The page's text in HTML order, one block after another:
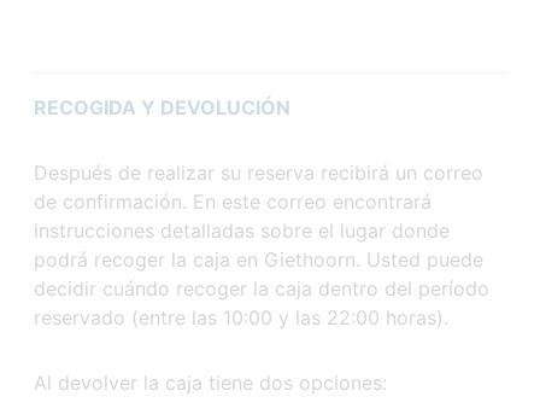
RECOGIDA Y DEVOLUCIÓN
Después de realizar su reserva recibirá un correo
de confirmación. En este correo encontrará
instrucciones detalladas sobre el lugar donde
podrá recoger la caja en Giethoorn. Usted puede
decidir cuándo recoger la caja dentro del período
reservado (entre las 10:00 y las 22:00 horas).
Al devolver la caja tiene dos opciones: